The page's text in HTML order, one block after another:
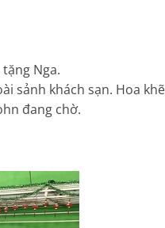
Nga.
sảnh khách sạn. Hoa khẽ
đang chờ.